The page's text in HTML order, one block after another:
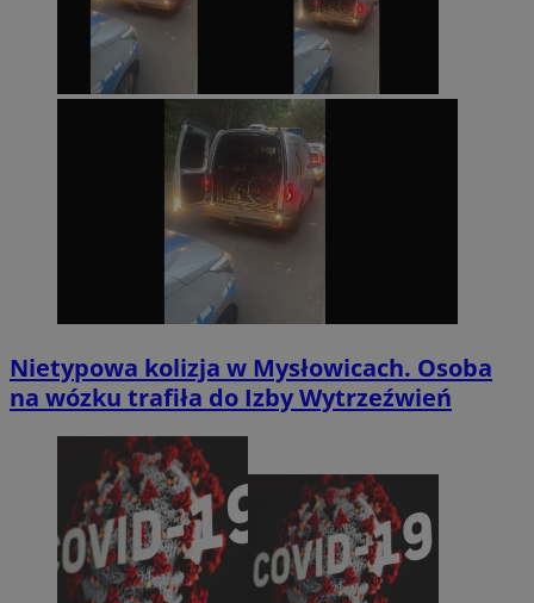
Nietypowa kolizja w Mysłowicach. Osoba
na wózku trafiła do Izby Wytrzeźwień